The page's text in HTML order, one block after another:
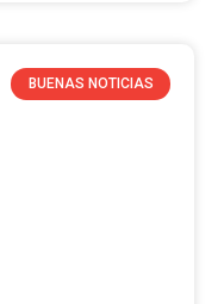
BUENAS NOTICIAS